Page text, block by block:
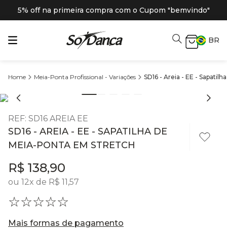
5% off na primeira compra com o Cupom "bemvindo"
BR
Meia-Ponta Profissional - Variações SD16 - Areia - EE -
REF: SD16 AREIA EE
SD16 - AREIA - EE - SAPATILHA DE
MEIA-PONTA EM STRETCH
R$ 138,90
ou 12x de R$ 11,57
☆☆☆☆☆
Mais formas de pagamento